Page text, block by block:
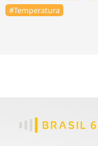
#Temperatura